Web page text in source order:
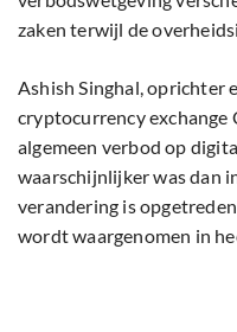
zaken terwijl de
Ashish Singhal, oprichter
cryptocurrency exchange
algemeen verbod op
waarschijnlijker was dan
verandering is
wordt waargenomen in